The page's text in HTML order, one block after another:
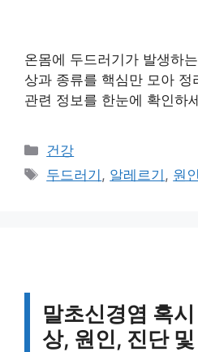
온몸에 두드러기가 발생하
상과 종류를 핵심만 모아 정
관련 정보를 한눈에 확인하
카
테
건강
태
두드러기 , 알레르기 , 원인
말초신경염 혹
상, 원인, 진단